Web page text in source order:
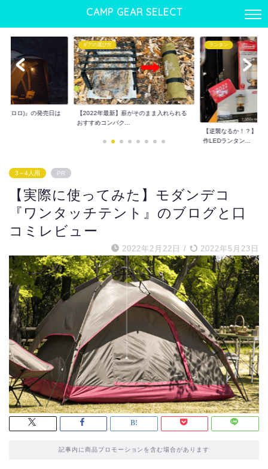
CAMP GEAR SELECT
そのまま入れられる
ランタン
作LEDランタン...
ギアの選び方
ワンタッチテントおす
でも使える優れもの...
3～4人用 PR
【実際に使ってみた】モダンデコ
『ワンタッチテント』のブログと口
コミレビュー
2022年2月22日 / 2022年5月23日
記事内に商品プロモーションを含む場合があります